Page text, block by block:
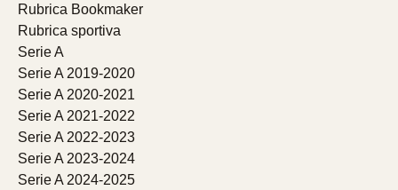
Rubrica Bookmaker
Rubrica sportiva
Serie A
Serie A 2019-2020
Serie A 2020-2021
Serie A 2021-2022
Serie A 2022-2023
Serie A 2023-2024
Serie A 2024-2025